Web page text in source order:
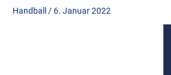
Handball / 6. Januar 2022